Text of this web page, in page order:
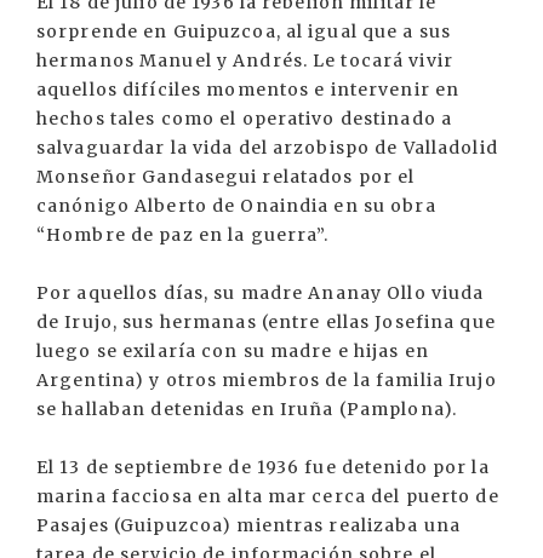
sorprende en Guipuzcoa, al igual que a sus
hermanos Manuel y Andrés. Le tocará vivir
aquellos difíciles momentos e intervenir en
hechos tales como el operativo destinado a
salvaguardar la vida del arzobispo de Valladolid
Monseñor Gandasegui relatados por el
canónigo Alberto de Onaindia en su obra
“Hombre de paz en la guerra”.
Por aquellos días, su madre Ananay Ollo viuda
de Irujo, sus hermanas (entre ellas Josefina que
luego se exilaría con su madre e hijas en
Argentina) y otros miembros de la familia Irujo
se hallaban detenidas en Iruña (Pamplona).
El 13 de septiembre de 1936 fue detenido por la
marina facciosa en alta mar cerca del puerto de
Pasajes (Guipuzcoa) mientras realizaba una